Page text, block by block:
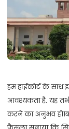
हम हाईकोर्ट के साथ
आवश्यकता है. यह
करने का अनुभव